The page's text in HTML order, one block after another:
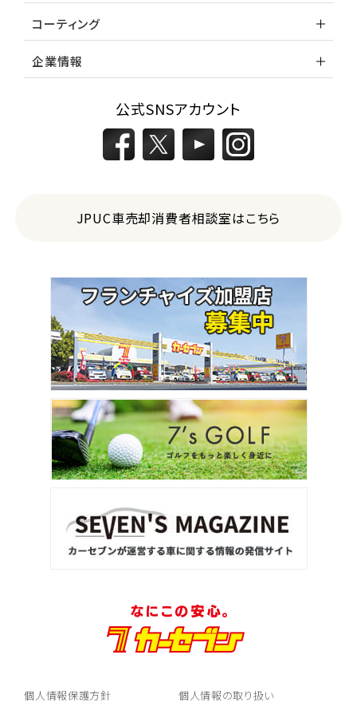
コーティング
企業情報
公式SNSアカウント
JPUC車売却消費者相談室はこちら
個人情報保護方針 個人情報の取り扱い